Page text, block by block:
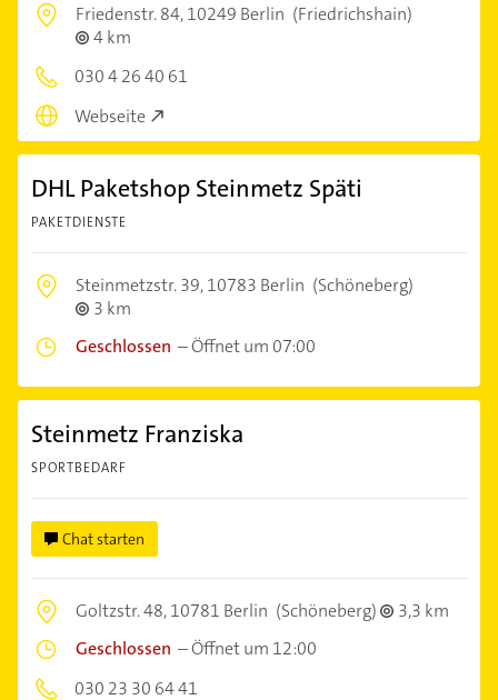
Friedenstr. 84,10249 Berlin (Friedrichshain)
4 km
030 4 26 40 61
Webseite
DHL Paketshop Steinmetz Späti
PAKETDIENSTE
Steinmetzstr. 39,10783 Berlin (Schöneberg)
3 km
Geschlossen –Öffnet um 07:00
Steinmetz Franziska
SPORTBEDARF
Chat starten
Goltzstr. 48,10781 Berlin (Schöneberg)
3,3 km
Geschlossen –Öffnet um 12:00
030 23 30 64 41